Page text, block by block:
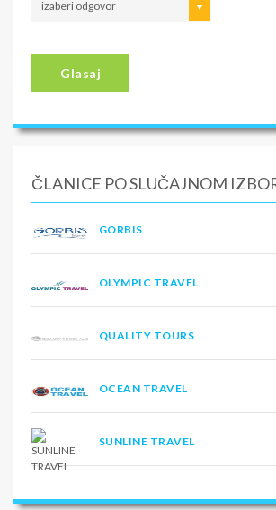
izaberi odgovor
Glasaj
ČLANICE PO SLUČAJNOM
GORBIS
OLYMPIC TRAVEL
QUALITY TOURS
OCEAN TRAVEL
SUNLINE TRAVEL